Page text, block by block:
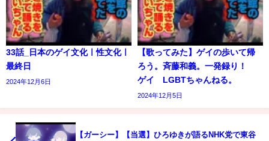
33話_日本のゲイ文化ㅣ性文化ㅣ
最終日
2024年12月6日
【歌ってみた】ゲイの歩いて帰
ろう。斉藤和義。一発録り！
ゲイ LGBTちゃんねる。
2024年12月5日
【ガーシー】【当選】ひろゆきが語るNHK党で東谷